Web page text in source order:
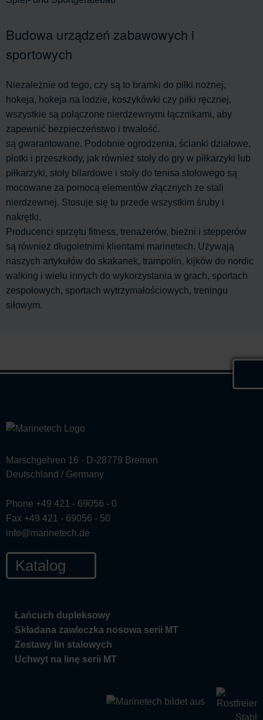
Budowa urządzeń zabawowych i
sportowych
Niezależnie od tego, czy są to bramki do piłki nożnej,
hokeja, hokeja na lodzie, koszykówki czy piłki ręcznej,
wszystkie są połączone nierdzewnymi łącznikami, aby
zapewnić bezpieczeństwo i trwałość.
są gwarantowane. Podobnie ogrodzenia, ścianki działowe,
płotki i przeszkody, jak również stoły do gry w piłkarzyki lub
piłkarzyki, stoły bilardowe i stoły do tenisa stołowego są
mocowane za pomocą elementów złącznych ze stali
nierdzewnej. Stosuje się tu przede wszystkim śruby i
nakrętki.
Producenci sprzętu fitness, trenażerów, bieżni i stepperów
są również długoletnimi klientami marinetech. Używają
naszych artykułów do skakanek, trampolin, kijków do nordic
walking i wielu innych do wykorzystania w grach, sportach
zespołowych, sportach wytrzymałościowych, treningu
siłowym.
Marschgehren 16 · D-28779 Bremen
Deutschland / Germany
Phone +49 421 - 69056 - 0
Fax +49 421 - 69056 - 50
info@marinetech.de
Katalog
Łańcuch dupleksowy
Składana zawleczka nosowa serii MT
Zestawy lin stalowych
Uchwyt na linę serii MT